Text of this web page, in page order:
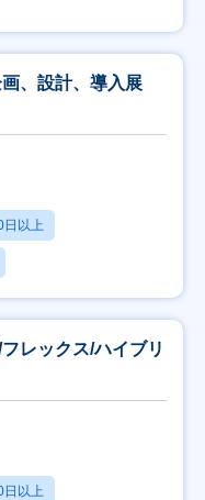
、設計、導入展
日以上
レックス/ハイブリ
日以上